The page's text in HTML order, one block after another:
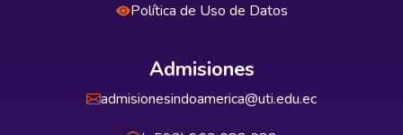
Política de Uso de Datos
Admisiones
admisionesindoamerica@uti.edu.ec